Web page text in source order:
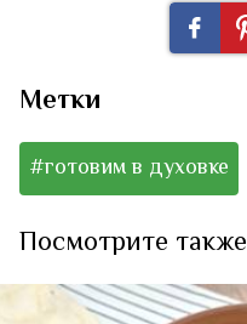
Метки
#готовим в духовке
Посмотрите также